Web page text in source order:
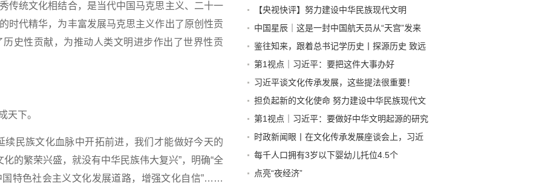
传统文化相结合，是当代中国马克思主义、二十一
时代精华，为丰富发展马克思主义作出了原创性贡
史性贡献，为推动人类文明进步作出了世界性贡
下。
民族文化血脉中开拓前进，我们才能做好今天的
的繁荣兴盛，就没有中华民族伟大复兴”，明确“全
特色社会主义文化发展道路，增强文化自信”……
【央视快评】努力建设中华民族现代文明
中国星辰｜这是一封中国航天员从“天宫”发来
的回信
鉴往知来，跟着总书记学历史丨探源历史 致远
未来
第1视点｜习近平：要把这件大事办好
习近平谈文化传承发展，这些提法很重要！
担负起新的文化使命 努力建设中华民族现代文
明
第1视点｜习近平：要做好中华文明起源的研究
和阐释
时政新闻眼丨在文化传承发展座谈会上，习近
平谈到一个重大课题
每千人口拥有3岁以下婴幼儿托位4.5个
点亮“夜经济”